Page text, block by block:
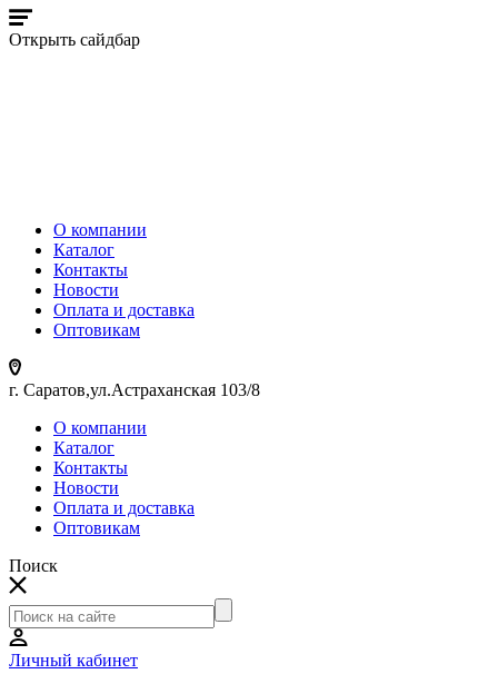
Открыть сайдбар
О компании
Каталог
Контакты
Новости
Оплата и доставка
Оптовикам
г. Саратов,ул.Астраханская 103/8
О компании
Каталог
Контакты
Новости
Оплата и доставка
Оптовикам
Поиск
Личный кабинет